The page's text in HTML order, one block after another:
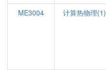
ME3004
计算热物理(1)